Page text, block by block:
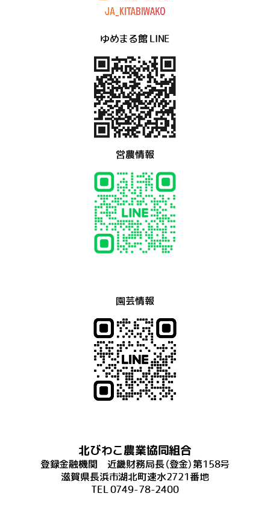
ゆめまる館 LINE
営農情報
園芸情報
北びわこ農業協同組合
登録金融機関 近畿財務局長（登金）第158号
滋賀県長浜市湖北町速水2721番地
TEL 0749-78-2400